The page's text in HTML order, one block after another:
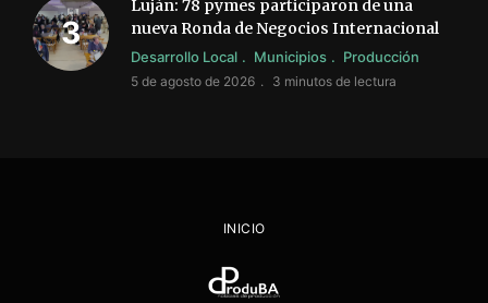
Luján: 78 pymes participaron de una
nueva Ronda de Negocios Internacional
Desarrollo Local Municipios Producción
5 de agosto de 2026 3 minutos de lectura
INICIO